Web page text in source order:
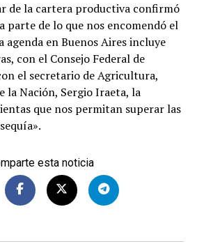
de la cartera productiva confirmó
parte de lo que nos encomendó el
agenda en Buenos Aires incluye
con el Consejo Federal de
el secretario de Agricultura,
la Nación, Sergio Iraeta, la
que nos permitan superar las
esta noticia